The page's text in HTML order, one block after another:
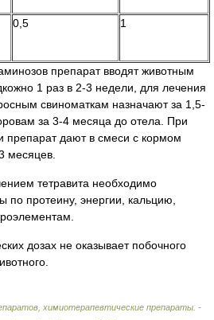
0,5 1
препарат вводят животным
1 раз в 2-3 недели, для лечения
свиноматкам назначают за 1,5-
за 3-4 месяца до отела. При
препарат дают в смеси с кормом
месяцев.
тетравита необходимо
по протеину, энергии, кальцию,
дозах не оказывает побочного
химиотерапевтические препараты. -